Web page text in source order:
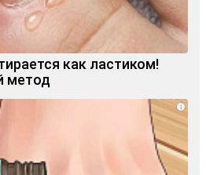
как ластиком!
метод
i